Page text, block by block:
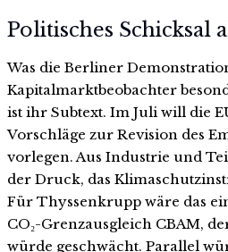
Politisches Schicksal
Was die Berliner
Kapitalmarktbeobachter
ist ihr Subtext. Im Juli will die
Vorschläge zur Revision des
vorlegen. Aus Industrie und
der Druck, das
Für Thyssenkrupp wäre das
CO₂-Grenzausgleich CBAM,
würde geschwächt. Parallel